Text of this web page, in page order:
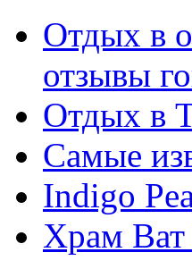
Отдых в
отзывы
Отдых в
Самые
Indigo
Храм